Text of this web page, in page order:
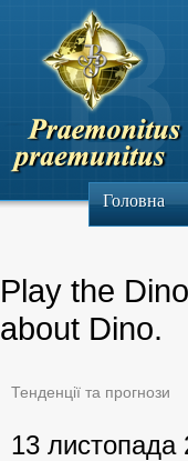
Головна
Play the
about Dino.
Тенденції та прогнози
13 листопада